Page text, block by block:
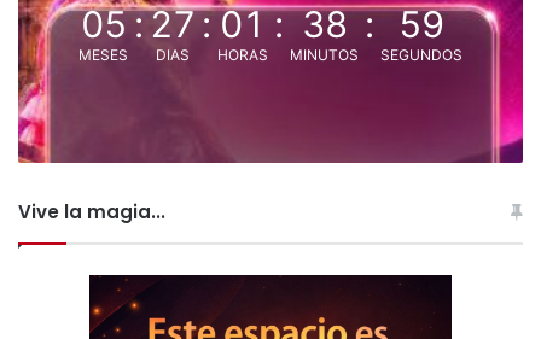
05
MESES
:27
DIAS
:01
HORAS
: 38
MINUTOS
: 59
SEGUNDOS
Vive la magia...